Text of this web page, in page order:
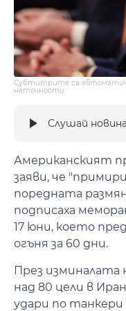
Субтитрите са
неточности.
Слушай
Американският
заяви, че
поредната
подписаха
17 юни, което
огъня за 60 дни.
През изминалата
над 80 цели в
удари по